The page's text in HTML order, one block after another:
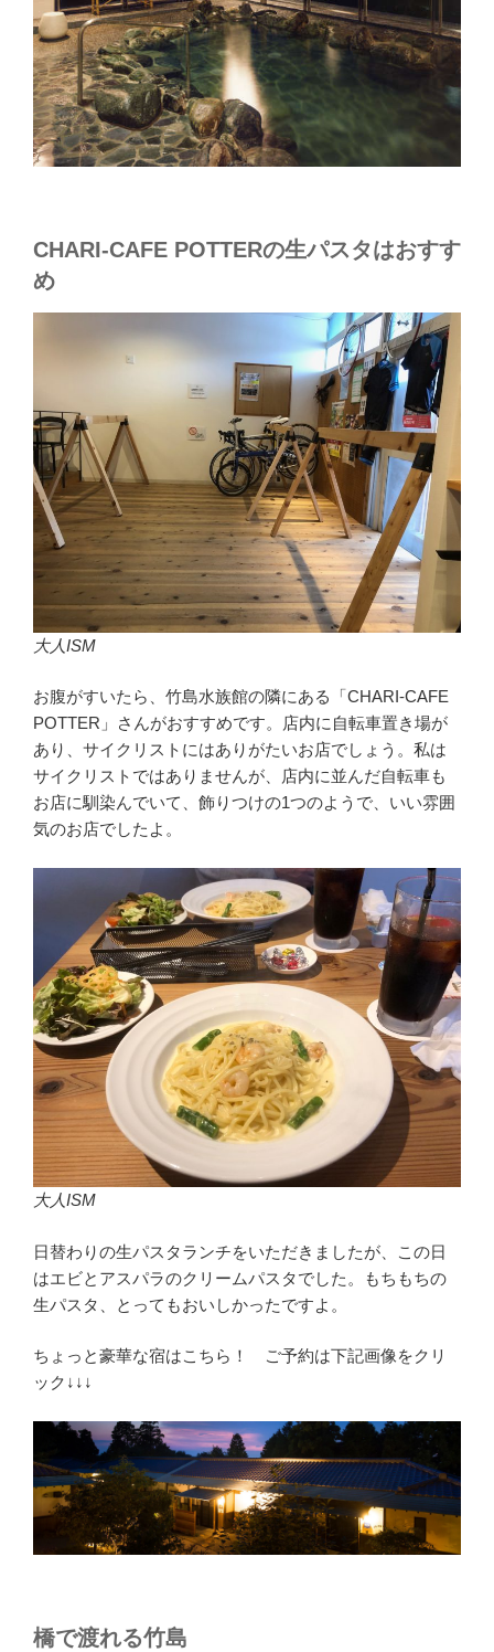
CHARI-CAFE POTTERの生パスタはおすす
め
大人ISM
お腹がすいたら、竹島水族館の隣にある「CHARI-CAFE
POTTER」さんがおすすめです。店内に自転車置き場が
あり、サイクリストにはありがたいお店でしょう。私は
サイクリストではありませんが、店内に並んだ自転車も
お店に馴染んでいて、飾りつけの1つのようで、いい雰囲
気のお店でしたよ。
大人ISM
日替わりの生パスタランチをいただきましたが、この日
はエビとアスパラのクリームパスタでした。もちもちの
生パスタ、とってもおいしかったですよ。
ちょっと豪華な宿はこちら！ ご予約は下記画像をクリ
ック↓↓↓
橋で渡れる竹島